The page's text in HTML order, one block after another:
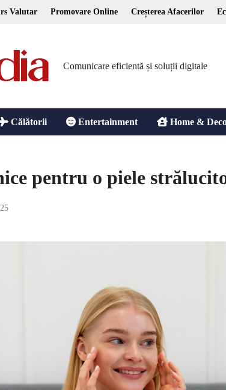
Valutar Promovare Online Creșterea Afacerilor
Comunicare eficientă și soluții digitale
Călătorii Entertainment Home &
pentru o piele